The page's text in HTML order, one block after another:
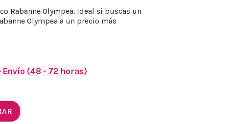
Rabanne Olympea. Ideal si buscas un
Olympea a un precio más
Envío (48 - 72 horas)